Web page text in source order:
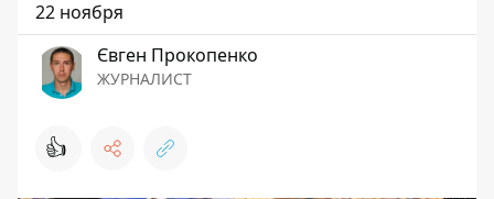
22 ноября
Євген Прокопенко
ЖУРНАЛИСТ
👍